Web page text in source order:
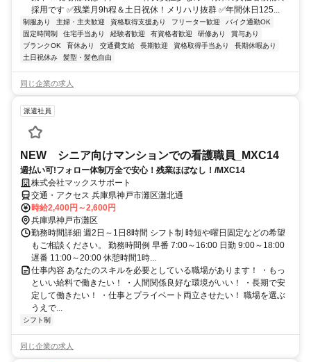
採用です ✅残業月9h程＆土日祝休！メリハリ抜群 ✅年間休日125...
制服あり 主婦・主夫歓迎 資格取得支援あり フリーター歓迎
バイク通勤OK
固定時間制
住宅手当あり 経験者歓迎 有資格者歓迎 研修あり
賞与あり
ブランクOK
育休あり 交通費支給 長期歓迎 資格取得手当あり
長期休暇あり
土日祝休み
髪型・髪色自由
同じ企業の求人
派遣社員
NEW シニア向けマンションでの看護職員_MXC14
週払い可!フォロー体制万全で安心！残業ほぼなし！/MXC14
株式会社マックスサポート
交通・アクセス 兵庫県神戸市灘区灘北通
時給2,400円～2,600円
兵庫県神戸市灘区
勤務時間詳細 週2日～1日8時間 シフト制 時短や曜日固定などの希望
もご相談ください。 勤務時間例 早番 7:00～16:00 日勤 9:00～18:00
遅番 11:00～20:00 休憩時間1時...
仕事内容 あなたのスキルを必要としている職場があります！ ・もっ
といい給料で働きたい！ ・人間関係良好な環境がいい！ ・長期で安
定して働きたい！ ・仕事とプライベート両立させたい！ 職場を選ぶ
うえで...
シフト制
同じ企業の求人